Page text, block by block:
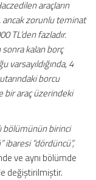
araçların
ancak zorunlu teminat
TL’den fazladır.
kalan borç
varsayıldığında, 4
borcu
bir araç üzerindeki
bölümünün birinci
ibaresi “dördüncü”,
ve aynı bölümde
değiştirilmiştir.